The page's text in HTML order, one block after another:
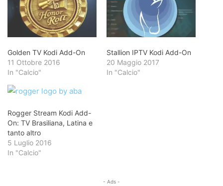
Golden TV Kodi Add-On
11 Ottobre 2016
In "Calcio"
Stallion IPTV Kodi Add-On
20 Maggio 2017
In "Calcio"
Rogger Stream Kodi Add-
On: TV Brasiliana, Latina e
tanto altro
5 Luglio 2016
In "Calcio"
- Ads -